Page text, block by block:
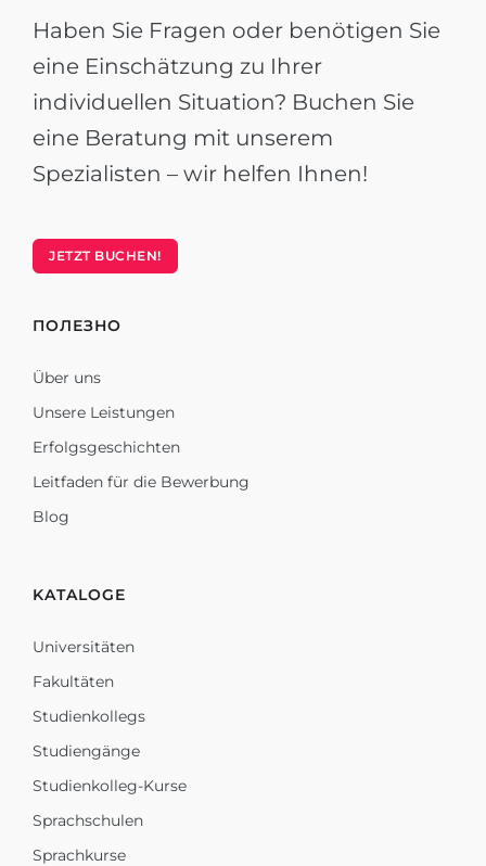
Haben Sie Fragen oder benötigen Sie
eine Einschätzung zu Ihrer
individuellen Situation? Buchen Sie
eine Beratung mit unserem
Spezialisten – wir helfen Ihnen!
JETZT BUCHEN!
ПОЛЕЗНО
Über uns
Unsere Leistungen
Erfolgsgeschichten
Leitfaden für die Bewerbung
Blog
KATALOGE
Universitäten
Fakultäten
Studienkollegs
Studiengänge
Studienkolleg-Kurse
Sprachschulen
Sprachkurse